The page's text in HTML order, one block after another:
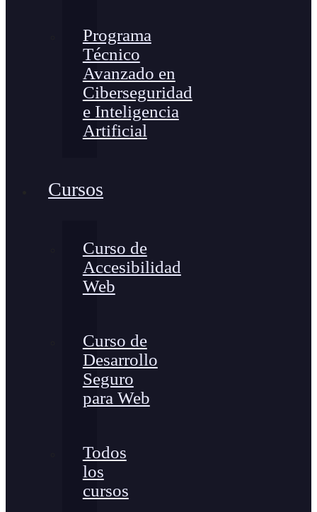
Programa
Técnico
Avanzado en
Ciberseguridad
e Inteligencia
Artificial
Cursos
Curso de
Accesibilidad
Web
Curso de
Desarrollo
Seguro
para Web
Todos
los
cursos